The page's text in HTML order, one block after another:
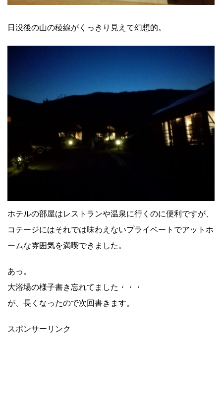
日没後の山の稜線がくっきり見えて幻想的。
ホテルの部屋はレストランや温泉に行くのに便利ですが、
コテージにはそれでは味わえないプライベートでアットホ
ームな雰囲気を満喫できました。
あっ。
大浴場の様子書き忘れてました・・・
が、長くなったので次回書きます。
スポンサーリンク